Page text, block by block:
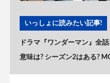
いっしょに読みたい記事!
ドラマ『ワンダーマン』全
意味は? シーズン2はある?